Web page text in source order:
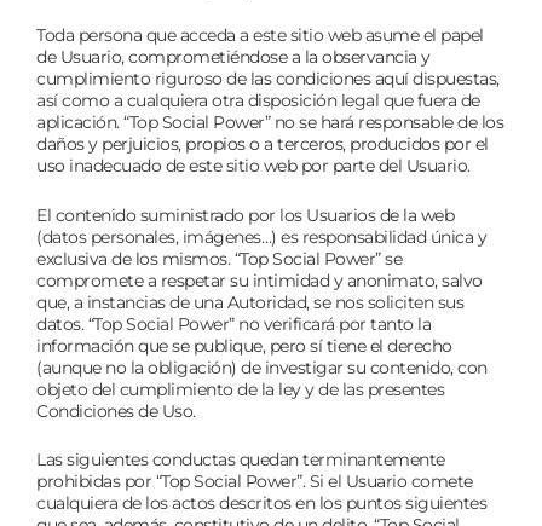
Toda persona que acceda a este sitio web asume el papel
de Usuario, comprometiéndose a la observancia y
cumplimiento riguroso de las condiciones aquí dispuestas,
así como a cualquiera otra disposición legal que fuera de
aplicación. “Top Social Power” no se hará responsable de los
daños y perjuicios, propios o a terceros, producidos por el
uso inadecuado de este sitio web por parte del Usuario.
El contenido suministrado por los Usuarios de la web
(datos personales, imágenes…) es responsabilidad única y
exclusiva de los mismos. “Top Social Power” se
compromete a respetar su intimidad y anonimato, salvo
que, a instancias de una Autoridad, se nos soliciten sus
datos. “Top Social Power” no verificará por tanto la
información que se publique, pero sí tiene el derecho
(aunque no la obligación) de investigar su contenido, con
objeto del cumplimiento de la ley y de las presentes
Condiciones de Uso.
Las siguientes conductas quedan terminantemente
prohibidas por “Top Social Power”. Si el Usuario comete
cualquiera de los actos descritos en los puntos siguientes